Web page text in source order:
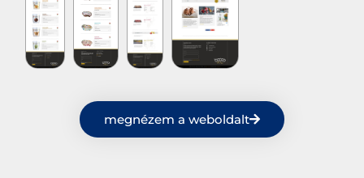
megnézem a weboldalt